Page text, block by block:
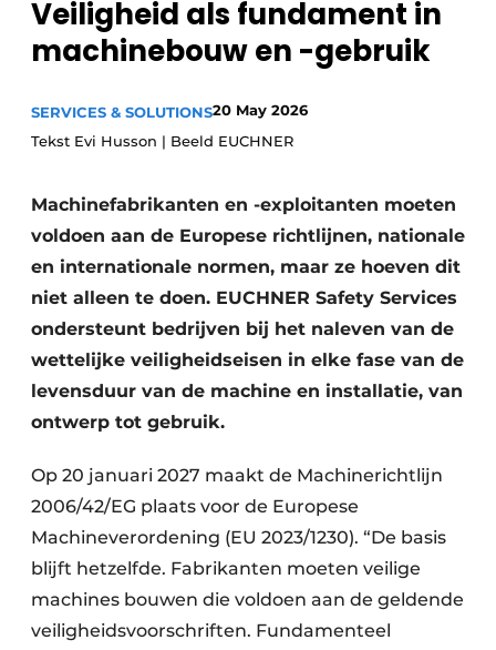
Privacy / Cookie statement
Vacature aanmelden
Video’s
Veiligheid als fundament in
machinebouw en -gebruik
SERVICES & SOLUTIONS20 May 2026
Tekst Evi Husson | Beeld EUCHNER
Machinefabrikanten en -exploitanten moeten
voldoen aan de Europese richtlijnen, nationale
en internationale normen, maar ze hoeven dit
niet alleen te doen. EUCHNER Safety Services
ondersteunt bedrijven bij het naleven van de
wettelijke veiligheidseisen in elke fase van de
levensduur van de machine en installatie, van
ontwerp tot gebruik.
Op 20 januari 2027 maakt de Machinerichtlijn
2006/42/EG plaats voor de Europese
Machineverordening (EU 2023/1230). “De basis
blijft hetzelfde. Fabrikanten moeten veilige
machines bouwen die voldoen aan de geldende
veiligheidsvoorschriften. Fundamenteel